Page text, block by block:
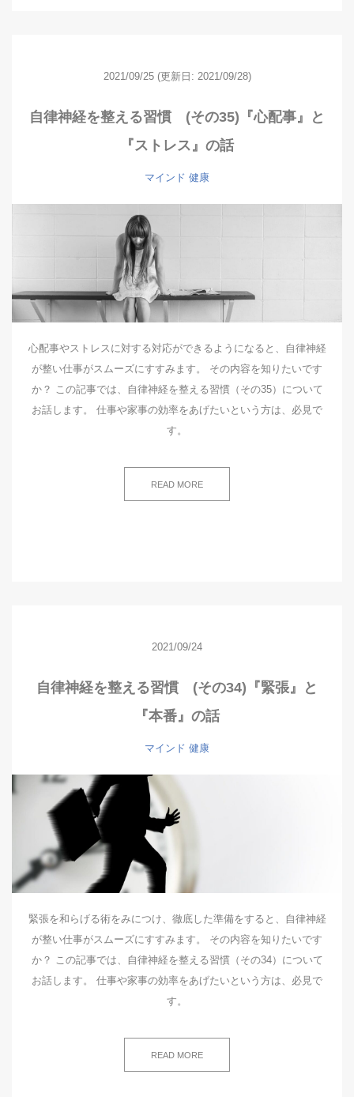
2021/09/25 (更新日: 2021/09/28)
自律神経を整える習慣 (その35)『心配事』と
『ストレス』の話
マインド 健康
心配事やストレスに対する対応ができるようになると、自律神経
が整い仕事がスムーズにすすみます。 その内容を知りたいです
か？ この記事では、自律神経を整える習慣（その35）について
お話します。 仕事や家事の効率をあげたいという方は、必見で
す。
READ MORE
2021/09/24
自律神経を整える習慣 (その34)『緊張』と
『本番』の話
マインド 健康
緊張を和らげる術をみにつけ、徹底した準備をすると、自律神経
が整い仕事がスムーズにすすみます。 その内容を知りたいです
か？ この記事では、自律神経を整える習慣（その34）について
お話します。 仕事や家事の効率をあげたいという方は、必見で
す。
READ MORE